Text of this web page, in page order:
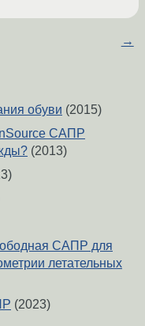
→
обуви (2015)
САПР
(2013)
САПР для
летательных
(2023)